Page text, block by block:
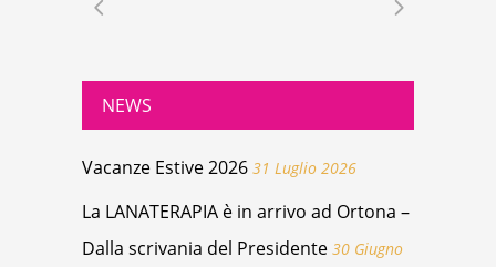
NEWS
Vacanze Estive 2026 31 Luglio 2026
La LANATERAPIA è in arrivo ad Ortona –
Dalla scrivania del Presidente 30 Giugno